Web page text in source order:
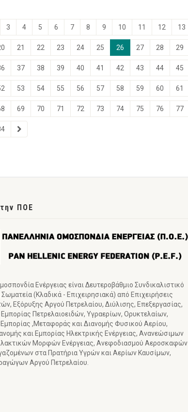
3 4 5 6 7 8 9 10 11 12 13
21 22 23 24 25 26 27 28 29
37 38 39 40 41 42 43 44 45
53 54 55 56 57 58 59 60 61
69 70 71 72 73 74 75 76 77
ΠΟΕ
Ενέργειας είναι Δευτεροβάθμιο Συνδικαλιστικό
(Κλαδικά - Επιχειρησιακά) από Επιχειρήσεις
Εξόρυξης Αργού Πετρελαίου, Διύλισης, Επεξεργασίας,
Εμπορίας Πετρελαιοειδών, Υγραερίων, Ορυκτελαίων,
,Μεταφοράς και Διανομής Φυσικού Αερίου,
και Εμπορίας Ηλεκτρικής Ενέργειας, Ανανεώσιμων
Μορφών Ενέργειας, Ανεφοδιασμού Αεροσκαφών
στα Πρατήρια Υγρών και Αερίων Καυσίμων,
Αργού Πετρελαίου.